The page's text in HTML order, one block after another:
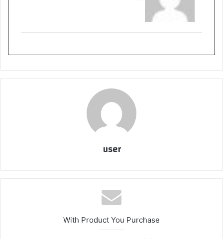
user
With Product You Purchase